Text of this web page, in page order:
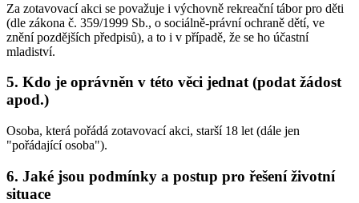
Za zotavovací akci se považuje i výchovně rekreační tábor pro děti
(dle zákona č. 359/1999 Sb., o sociálně-právní ochraně dětí, ve
znění pozdějších předpisů), a to i v případě, že se ho účastní
mladiství.
5. Kdo je oprávněn v této věci jednat (podat žádost
apod.)
Osoba, která pořádá zotavovací akci, starší 18 let (dále jen
"pořádající osoba").
6. Jaké jsou podmínky a postup pro řešení životní
situace